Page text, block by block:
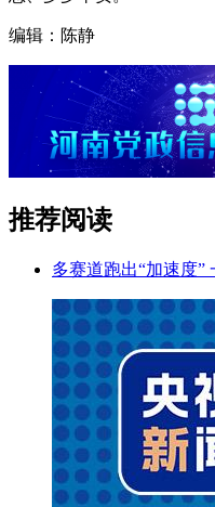
编辑：陈静
推荐阅读
多赛道跑出“加速度”